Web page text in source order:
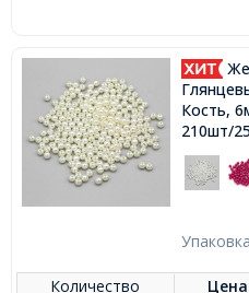
Жемчуг Бусины Акриловые,
Кость,
210шт/
Количество